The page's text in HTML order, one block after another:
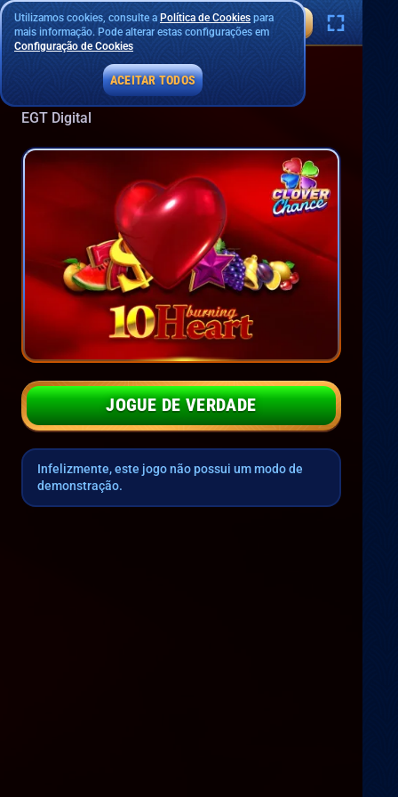
10 Burning Heart
EGT Digital
JOGUE DE VERDADE
Infelizmente, este jogo não possui um modo de
demonstração.
Utilizamos cookies, consulte a Política de Cookiespara
mais informação. Pode alterar estas configurações em
Configuração de Cookies
ACEITAR TODOS